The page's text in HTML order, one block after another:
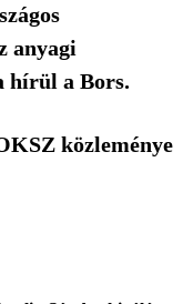
anyagi
hírül a Bors.
közleménye